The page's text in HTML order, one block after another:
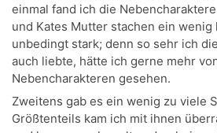
einmal fand ich die
und Kates Mutter stachen ein
unbedingt stark; denn so sehr ich
auch liebte, hätte ich gerne mehr
Nebencharakteren gesehen.
Zweitens gab es ein wenig zu viele
Größtenteils kam ich mit ihnen